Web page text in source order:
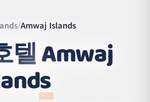
©
| ©
/Amwaj Islands
텔Amwaj